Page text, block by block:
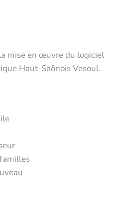
mise en œuvre du logiciel
Haut-Saônois Vesoul.